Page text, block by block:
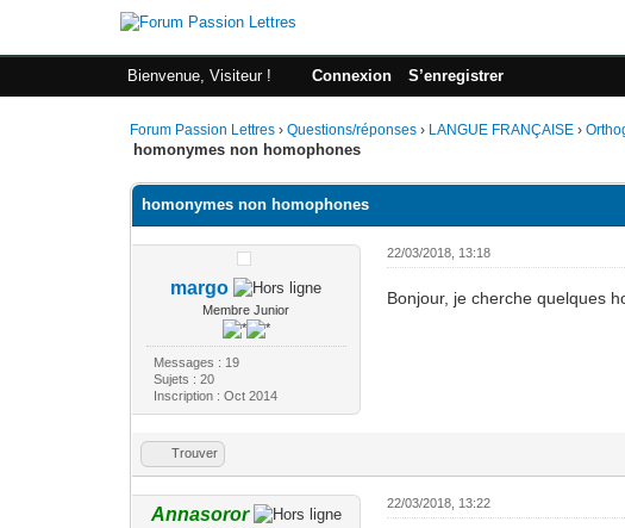
Bienvenue, Visiteur ! Connexion S’enregistrer
Forum Passion Lettres ›Questions/réponses › LANGUE FRANÇAISE ›
homonymes non homophones
homonymes non homophones
margo
Membre Junior
Messages : 19
Sujets : 20
Inscription : Oct 2014
22/03/2018, 13:18
Bonjour, je cherche quelques
Trouver
Annasoror
22/03/2018, 13:22